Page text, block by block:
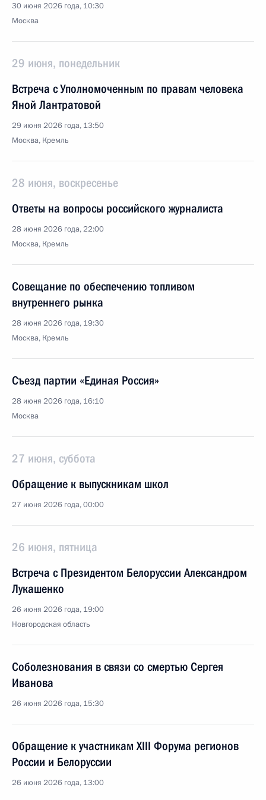
30 июня 2026 года, 10:30
Москва
29 июня, понедельник
Встреча с Уполномоченным по правам человека
Яной Лантратовой
29 июня 2026 года, 13:50
Москва, Кремль
28 июня, воскресенье
Ответы на вопросы российского журналиста
28 июня 2026 года, 22:00
Москва, Кремль
Совещание по обеспечению топливом
внутреннего рынка
28 июня 2026 года, 19:30
Москва, Кремль
Съезд партии «Единая Россия»
28 июня 2026 года, 16:10
Москва
27 июня, суббота
Обращение к выпускникам школ
27 июня 2026 года, 00:00
26 июня, пятница
Встреча с Президентом Белоруссии Александром
Лукашенко
26 июня 2026 года, 19:00
Новгородская область
Соболезнования в связи со смертью Сергея
Иванова
26 июня 2026 года, 15:30
Обращение к участникам XIII Форума регионов
России и Белоруссии
26 июня 2026 года, 13:00